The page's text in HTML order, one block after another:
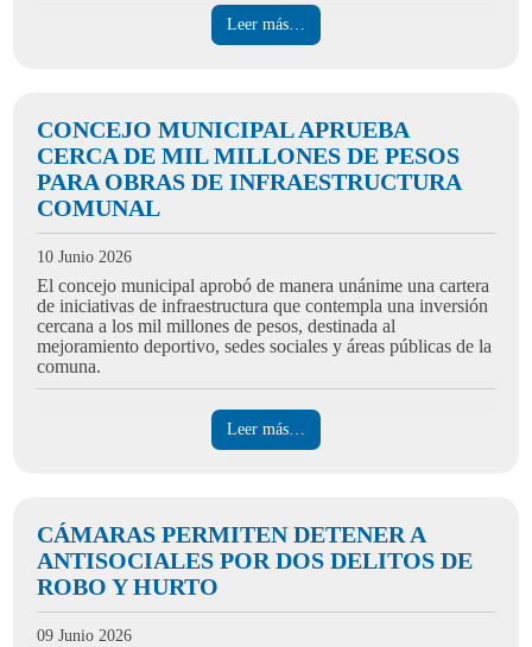
Leer más…
CONCEJO MUNICIPAL APRUEBA
CERCA DE MIL MILLONES DE PESOS
PARA OBRAS DE INFRAESTRUCTURA
COMUNAL
10 Junio 2026
El concejo municipal aprobó de manera unánime una cartera
de iniciativas de infraestructura que contempla una inversión
cercana a los mil millones de pesos, destinada al
mejoramiento deportivo, sedes sociales y áreas públicas de la
comuna.
Leer más…
CÁMARAS PERMITEN DETENER A
ANTISOCIALES POR DOS DELITOS DE
ROBO Y HURTO
09 Junio 2026